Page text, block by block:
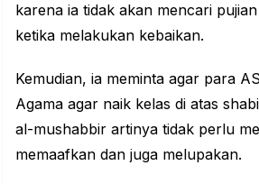
karena ia tidak akan mencari
ketika melakukan kebaikan.
Kemudian, ia meminta agar para
Agama agar naik kelas di atas
al-mushabbir artinya tidak perlu
memaafkan dan juga melupakan.